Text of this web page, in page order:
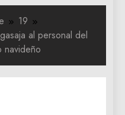
19
al personal del
navideño